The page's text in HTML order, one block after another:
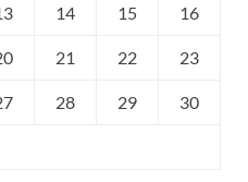
14 15 16
21 22 23
28 29 30